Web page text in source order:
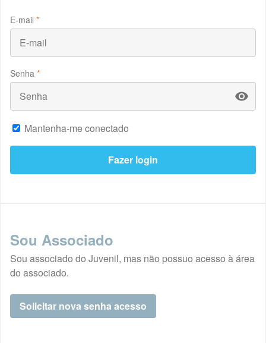
E-mail *
Senha *
Mantenha-me conectado
Sou Associado
Sou associado do Juvenil, mas não possuo acesso à área
do associado.
Solicitar nova senha acesso